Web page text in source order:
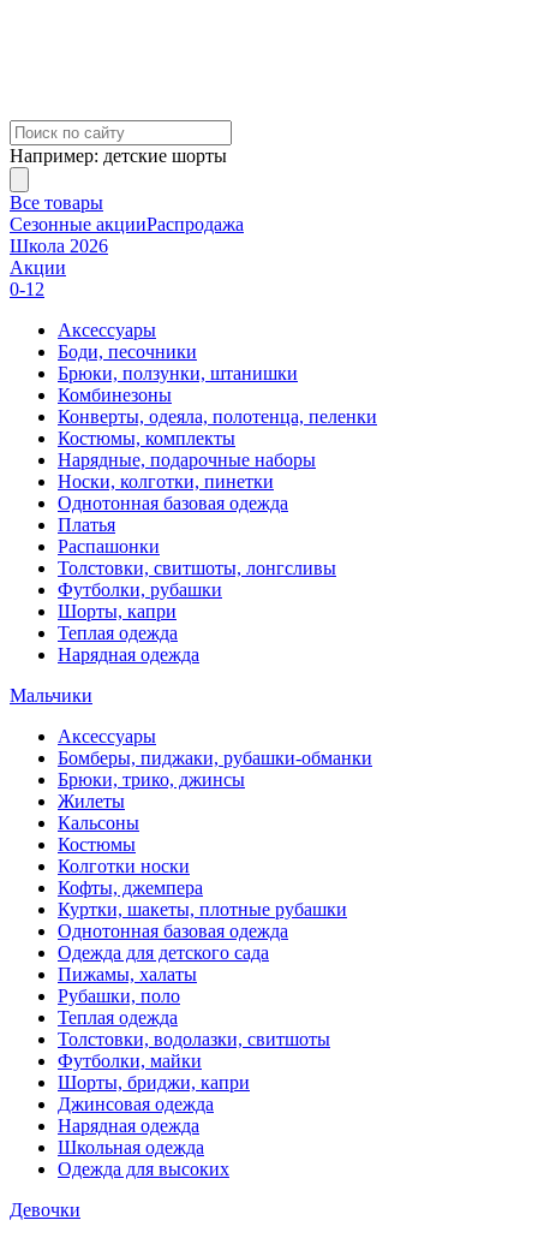
Например: детские шорты
Все товары
Сезонные акцииРаспродажа
Школа 2026
Акции
0-12
Аксессуары
Боди, песочники
Брюки, ползунки, штанишки
Комбинезоны
Конверты, одеяла, полотенца, пеленки
Костюмы, комплекты
Нарядные, подарочные наборы
Носки, колготки, пинетки
Однотонная базовая одежда
Платья
Распашонки
Толстовки, свитшоты, лонгсливы
Футболки, рубашки
Шорты, капри
Теплая одежда
Нарядная одежда
Мальчики
Аксессуары
Бомберы, пиджаки, рубашки-обманки
Брюки, трико, джинсы
Жилеты
Кальсоны
Костюмы
Колготки носки
Кофты, джемпера
Куртки, шакеты, плотные рубашки
Однотонная базовая одежда
Одежда для детского сада
Пижамы, халаты
Рубашки, поло
Теплая одежда
Толстовки, водолазки, свитшоты
Футболки, майки
Шорты, бриджи, капри
Джинсовая одежда
Нарядная одежда
Школьная одежда
Одежда для высоких
Девочки